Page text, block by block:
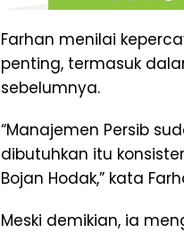
Farhan menilai
penting, termasuk
sebelumnya.
“Manajemen Persib
dibutuhkan itu
Bojan Hodak,” kata
Meski demikian, ia